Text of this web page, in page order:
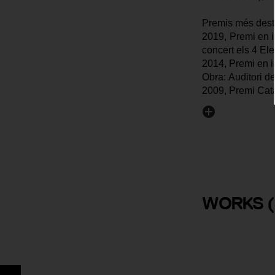
Premis més
2019, Premi en
concert els 4
2014, Premi en
Obra: Auditori
2009, Premi
Obra: Parc
1998, Premi
WORKS
Casa